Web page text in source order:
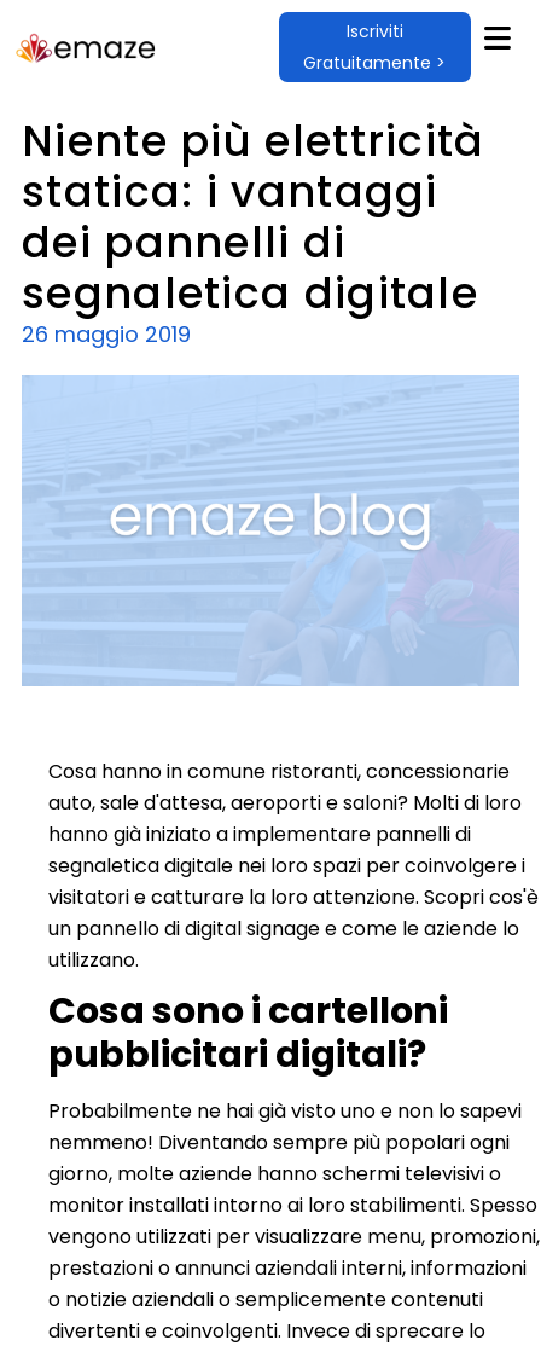
Iscriviti
Gratuitamente >
Niente più elettricità
statica: i vantaggi
dei pannelli di
segnaletica digitale
26 maggio 2019
Cosa hanno in comune ristoranti, concessionarie
auto, sale d'attesa, aeroporti e saloni? Molti di loro
hanno già iniziato a implementare pannelli di
segnaletica digitale nei loro spazi per coinvolgere i
visitatori e catturare la loro attenzione. Scopri cos'è
un pannello di digital signage e come le aziende lo
utilizzano.
Cosa sono i cartelloni
pubblicitari digitali?
Probabilmente ne hai già visto uno e non lo sapevi
nemmeno! Diventando sempre più popolari ogni
giorno, molte aziende hanno schermi televisivi o
monitor installati intorno ai loro stabilimenti. Spesso
vengono utilizzati per visualizzare menu, promozioni,
prestazioni o annunci aziendali interni, informazioni
o notizie aziendali o semplicemente contenuti
divertenti e coinvolgenti. Invece di sprecare lo